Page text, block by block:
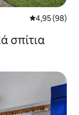
Μέση
4,95 (98)
σπίτια